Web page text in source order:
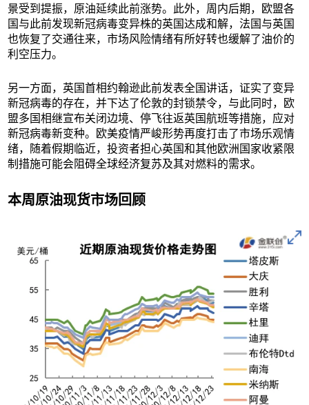
景受到提振，原油延续此前涨势。此外，周内后期，欧盟各
国与此前发现新冠病毒变异株的英国达成和解，法国与英国
也恢复了交通往来，市场风险情绪有所好转也缓解了油价的
利空压力。
另一方面，英国首相约翰逊此前发表全国讲话，证实了变异
新冠病毒的存在，并下达了伦敦的封锁禁令，与此同时，欧
盟多国相继宣布关闭边境、停飞往返英国航班等措施，应对
新冠病毒新变种。欧美疫情严峻形势再度打击了市场乐观情
绪，随着假期临近，投资者担心英国和其他欧洲国家收紧限
制措施可能会阻碍全球经济复苏及其对燃料的需求。
本周原油现货市场回顾